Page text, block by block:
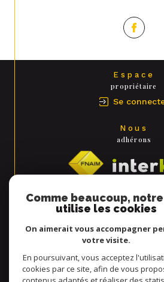
Espace
propriétaire
Se
Nous
adhérons
Comme beaucoup,
utilise les cookies
On aimerait vous accompagner
votre visite.
En poursuivant, vous acceptez
cookies par ce site, afin de vous